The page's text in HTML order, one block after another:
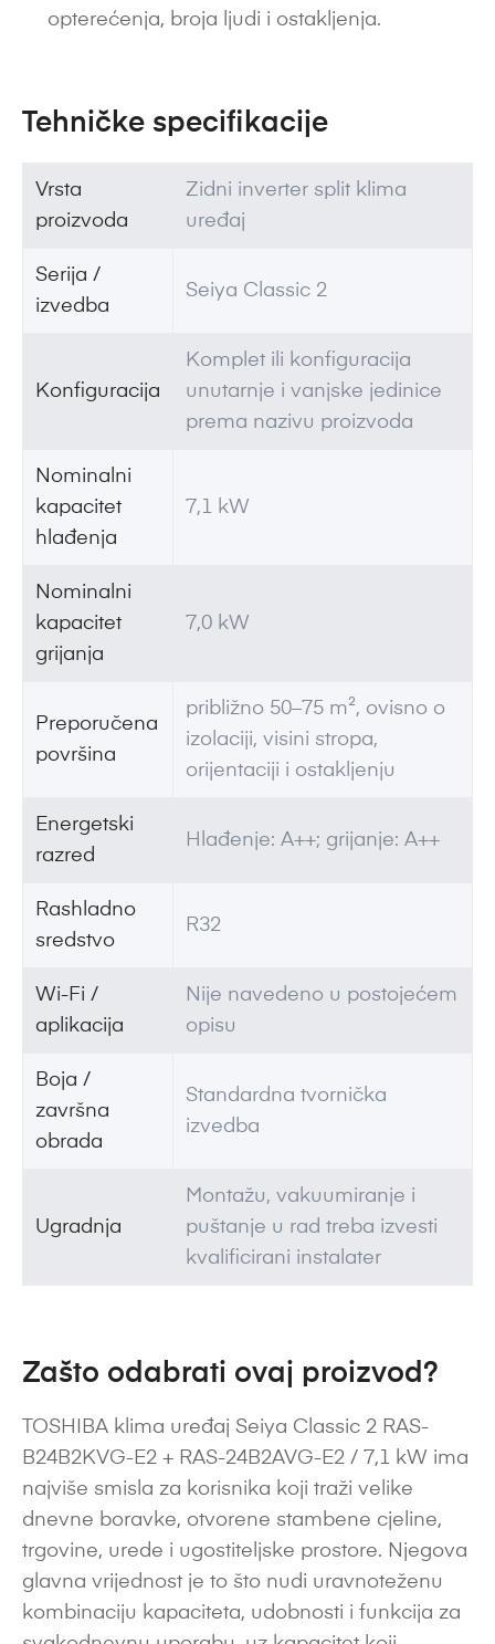
opterećenja, broja ljudi i ostakljenja.
Tehničke specifikacije
Vrsta
proizvoda
Zidni inverter split klima
uređaj
Serija /
izvedba
Seiya Classic 2
Konfiguracija
Komplet ili konfiguracija
unutarnje i vanjske jedinice
prema nazivu proizvoda
Nominalni
kapacitet
hlađenja
7,1 kW
Nominalni
kapacitet
grijanja
7,0 kW
Preporučena
površina
približno 50–75 m², ovisno o
izolaciji, visini stropa,
orijentaciji i ostakljenju
Energetski
razred
Hlađenje: A++; grijanje: A++
Rashladno
sredstvo
R32
Wi-Fi /
aplikacija
Nije navedeno u postojećem
opisu
Boja /
završna
obrada
Standardna tvornička
izvedba
Ugradnja
Montažu, vakuumiranje i
puštanje u rad treba izvesti
kvalificirani instalater
Zašto odabrati ovaj proizvod?
TOSHIBA klima uređaj Seiya Classic 2 RAS-
B24B2KVG-E2 + RAS-24B2AVG-E2 / 7,1 kW ima
najviše smisla za korisnika koji traži velike
dnevne boravke, otvorene stambene cjeline,
trgovine, urede i ugostiteljske prostore. Njegova
glavna vrijednost je to što nudi uravnoteženu
kombinaciju kapaciteta, udobnosti i funkcija za